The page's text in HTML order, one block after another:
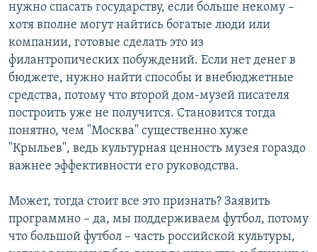
нужно спасать государству, если больше некому –
хотя вполне могут найтись богатые люди или
компании, готовые сделать это из
филантропических побуждений. Если нет денег в
бюджете, нужно найти способы и внебюджетные
средства, потому что второй дом-музей писателя
построить уже не получится. Становится тогда
понятно, чем "Москва" существенно хуже
"Крыльев", ведь культурная ценность музея гораздо
важнее эффективности его руководства.
Может, тогда стоит все это признать? Заявить
программно – да, мы поддерживаем футбол, потому
что большой футбол – часть российской культуры,